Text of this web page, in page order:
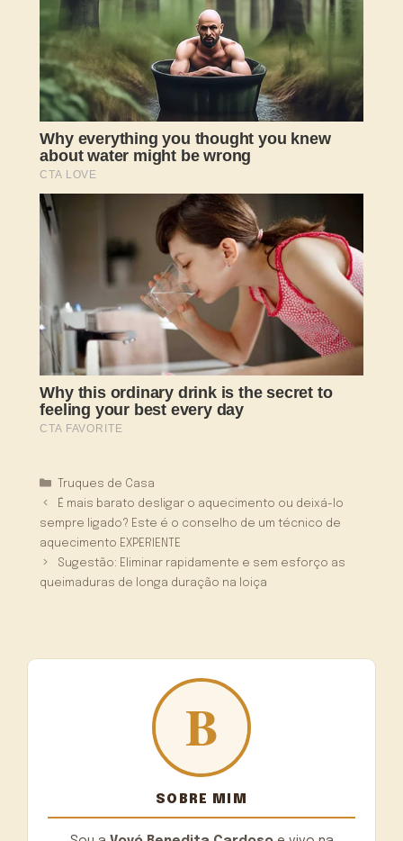
Categorias
Truques de Casa
É mais barato desligar o aquecimento ou deixá-lo
sempre ligado? Este é o conselho de um técnico de
aquecimento EXPERIENTE
Sugestão: Eliminar rapidamente e sem esforço as
queimaduras de longa duração na loiça
SOBRE MIM